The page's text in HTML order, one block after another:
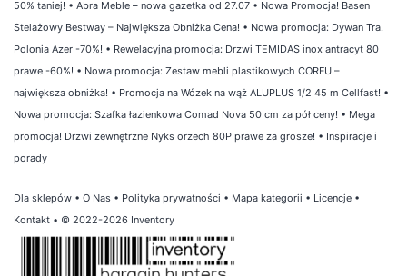
50% taniej! • Abra Meble – nowa gazetka od 27.07 • Nowa Promocja! Basen
Stelażowy Bestway – Największa Obniżka Cena! • Nowa promocja: Dywan Tra.
Polonia Azer -70%! • Rewelacyjna promocja: Drzwi TEMIDAS inox antracyt 80
prawe -60%! • Nowa promocja: Zestaw mebli plastikowych CORFU –
największa obniżka! • Promocja na Wózek na wąż ALUPLUS 1/2 45 m Cellfast! •
Nowa promocja: Szafka łazienkowa Comad Nova 50 cm za pół ceny! • Mega
promocja! Drzwi zewnętrzne Nyks orzech 80P prawe za grosze! • Inspiracje i
porady
Dla sklepów • O Nas • Polityka prywatności • Mapa kategorii • Licencje •
Kontakt • © 2022-2026 Inventory